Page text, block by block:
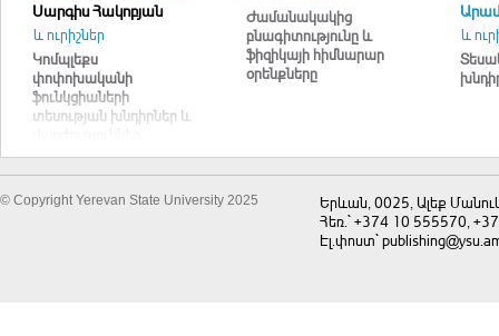
Սարգիս Հակոբյան
և ուրիշներ
Կոմպլեքս
փոփոխականի
ֆունկցիաների
տեսության խնդիրներ և
Ժամանակակից
բնագիտությունը և
ֆիզիկայի հիմնարար
օրենքները
և
© Copyright Yerevan State University 2025
Երևան, 0025, Ալեք
Հեռ.` +374 10 555570,
Էլ.փոստ`